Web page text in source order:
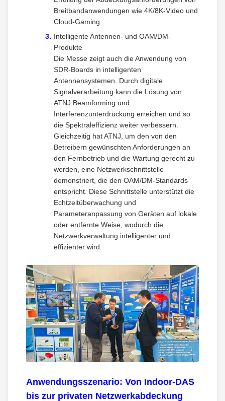
Breitbandanwendungen wie 4K/8K-Video und
Cloud-Gaming.
Intelligente Antennen- und OAM/DM-
Produkte
Die Messe zeigt auch die Anwendung von
SDR-Boards in intelligenten
Antennensystemen. Durch digitale
Signalverarbeitung kann die Lösung von
ATNJ Beamforming und
Interferenzunterdrückung erreichen und so
die Spektraleffizienz weiter verbessern.
Gleichzeitig hat ATNJ, um den von den
Betreibern gewünschten Anforderungen an
den Fernbetrieb und die Wartung gerecht zu
werden, eine Netzwerkschnittstelle
demonstriert, die den OAM/DM-Standards
entspricht. Diese Schnittstelle unterstützt die
Echtzeitüberwachung und
Parameteranpassung von Geräten auf lokale
oder entfernte Weise, wodurch die
Netzwerkverwaltung intelligenter und
effizienter wird.
Anwendungsszenario: Von Indoor-DAS
bis zur privaten Netzwerkabdeckung